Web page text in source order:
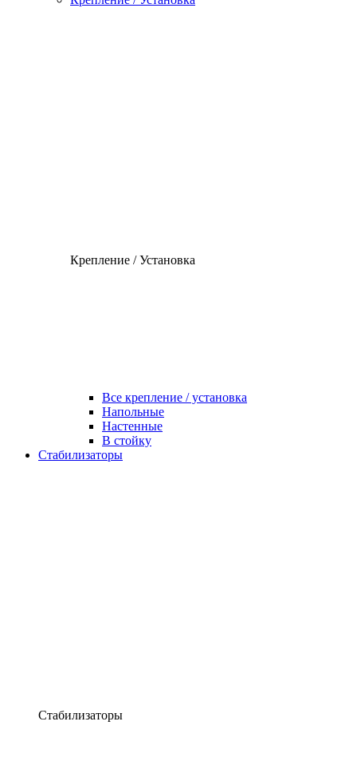
Крепление / Установка
Все крепление / установка
Напольные
Настенные
В стойку
Стабилизаторы
Стабилизаторы